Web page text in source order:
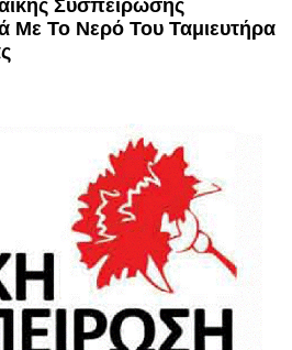
Συσπείρωσης
Με Το Νερό Του Ταμιευτήρα